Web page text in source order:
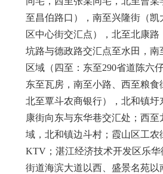
至昌伯路口），南至兴隆街（
区中心街交汇点），北至北康
坑路与德政路交汇点至水田，
区域（四至：东至290省道陈六
东至瓦房，南至小路、西至粮
北至覃斗农商银行），北和镇
康街向东与东华巷交汇处；西
域，北和镇边斗村；霞山区工
KTV；湛江经济技术开发区乐
街道海滨大道以西、盛景名苑